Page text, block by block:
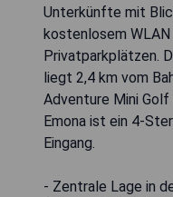
Unterkünfte mit
kostenlosem
Privatparkplätzen.
liegt 2,4 km vom
Adventure Mini
Emona ist ein 4-
Eingang.
- Zentrale Lage in